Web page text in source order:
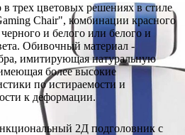
в трех цветовых решениях в стиле
Chair", комбинации красного
и белого или белого и
Обивочный материал -
имитирующая натуральную
более высокие
по истираемости и
к деформации.
2Д подголовник с